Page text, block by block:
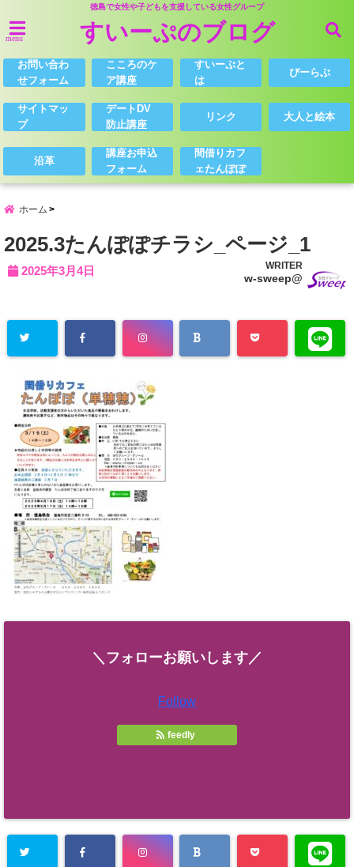
徳島で女性や子どもを支援している女性グループ
menu すいーぷのブログ
お問い合わ
せフォーム
こころのケ
ア講座
すいーぷと
は
びーらぶ
サイトマッ
プ
デートDV
防止講座
リンク 大人と絵本
沿革
講座お申込
フォーム
間借りカフ
ェたんぽぽ
ホーム
2025.3たんぽぽチラシ_ページ_1
2025年3月4日 WRITER
w-sweep@
＼フォローお願いします／
Follow
feedly